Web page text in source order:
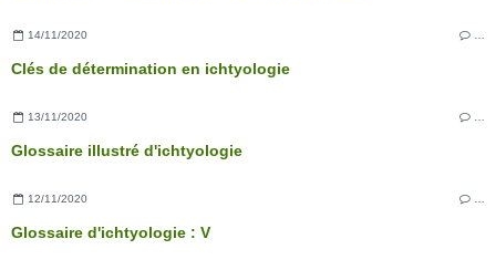
14/11/2020 …
Clés de détermination en ichtyologie
13/11/2020
Glossaire illustré d'ichtyologie
12/11/2020
Glossaire d'ichtyologie : V